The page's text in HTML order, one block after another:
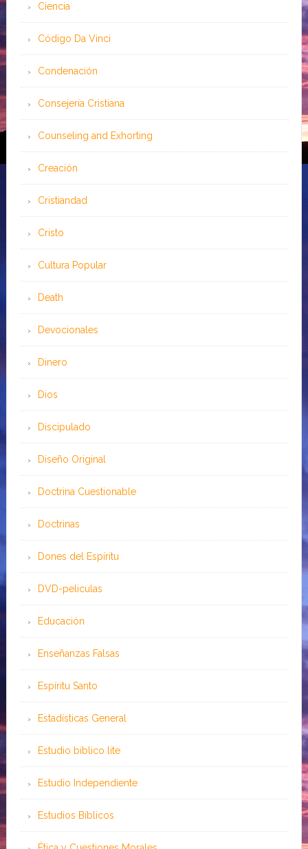
Ciencia
Código Da Vinci
Condenación
Consejería Cristiana
Counseling and Exhorting
Creación
Cristiandad
Cristo
Cultura Popular
Death
Devocionales
Dinero
Dios
Discipulado
Diseño Original
Doctrina Cuestionable
Doctrinas
Dones del Espíritu
DVD-peliculas
Educación
Enseñanzas Falsas
Espíritu Santo
Estadísticas General
Estudio bíblico lite
Estudio Independiente
Estudios Bíblicos